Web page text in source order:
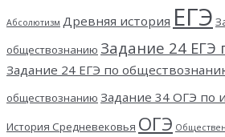
Абсолютизм Древняя история ЕГЭ
обществознанию Задание 24 ЕГЭ
Задание 24 ЕГЭ по
обществознанию Задание 34 ОГЭ по
История Средневековья ОГЭ